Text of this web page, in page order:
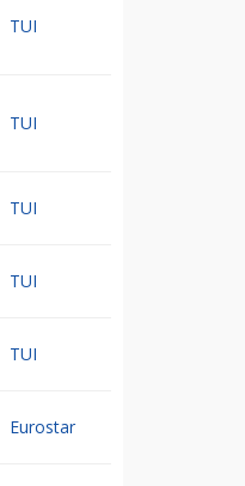
TUI
TUI
TUI
TUI
TUI
Eurostar